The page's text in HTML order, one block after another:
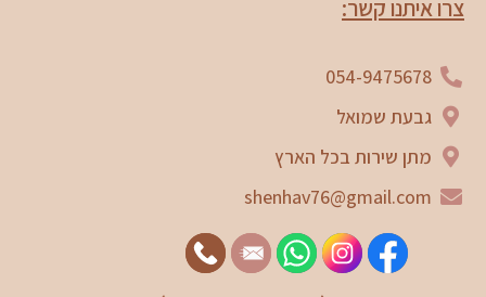
צרו איתנו קשר:
054-9475678
גבעת שמואל
מתן שירות בכל הארץ
shenhav76@gmail.com